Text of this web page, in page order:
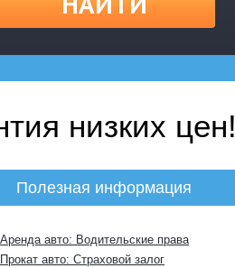
низких цен!
Полезная информация
Аренда авто: Водительские права
Прокат авто: Страховой залог